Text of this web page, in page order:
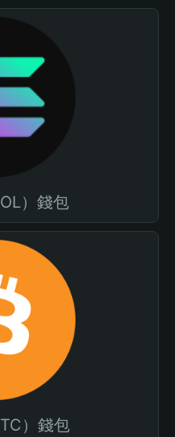
）錢包
）錢包